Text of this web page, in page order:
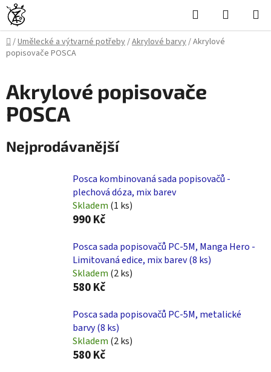
Přejít
na
obsah
Hledat
KOŠÍK
Domů
/Umělecké a výtvarné potřeby/Akrylové barvy/Akrylové
popisovače POSCA
Akrylové popisovače
POSCA
Nejprodávanější
Posca kombinovaná sada popisovačů -
plechová dóza, mix barev
Skladem (1 ks)
990 Kč
Posca sada popisovačů PC-5M, Manga Hero -
Limitovaná edice, mix barev (8 ks)
Skladem (2 ks)
580 Kč
Posca sada popisovačů PC-5M, metalické
barvy (8 ks)
Skladem (2 ks)
580 Kč